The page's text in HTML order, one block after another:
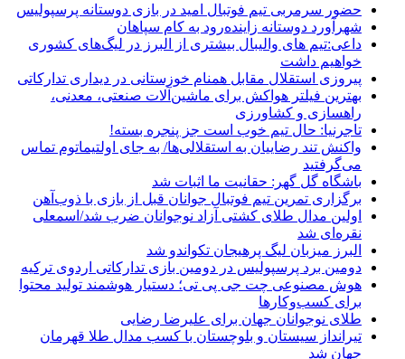
حضور سرمربی تیم فوتبال امید در بازی دوستانه پرسپولیس
شهرآورد دوستانه زاینده‌رود به کام سپاهان
داعی:تیم های والیبال بیشتری از البرز در لیگ‌های کشوری
خواهیم داشت
پیروزی استقلال مقابل همنام خوزستانی در دیداری تدارکاتی
بهترین فیلتر هواکش برای ماشین‌آلات صنعتی، معدنی،
راهسازی و کشاورزی
تاجرنیا: حال تیم خوب است جز پنجره بسته!
واکنش تند رضاییان به استقلالی‌ها/ به جای اولتیماتوم تماس
می‌گرفتید
باشگاه گل گهر: حقانیت ما اثبات شد
برگزاری تمرین تیم فوتبال جوانان قبل از بازی با ذوب‌آهن
اولین مدال طلای کشتی آزاد نوجوانان ضرب شد/اسمعلی
نقره‌ای شد
البرز میزبان لیگ پرهیجان تکواندو شد
دومین برد پرسپولیس در دومین بازی تدارکاتی اردوی ترکیه
هوش مصنوعی چت جی پی تی؛ دستیار هوشمند تولید محتوا
برای کسب‌وکارها
طلای نوجوانان جهان برای علیرضا رضایی
تیرانداز سیستان و بلوچستان با کسب مدال طلا قهرمان
جهان شد